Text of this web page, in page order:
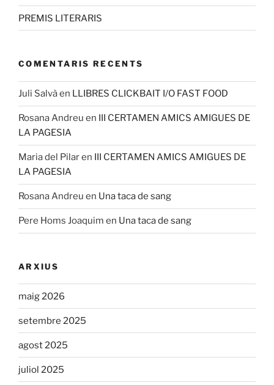
PREMIS LITERARIS
COMENTARIS RECENTS
Juli Salvàen LLIBRES CLICKBAIT I/O FAST FOOD
Rosana Andreu en
III CERTAMEN AMICS AMIGUES DE
LA PAGESIA
Maria del Pilaren
III CERTAMEN AMICS AMIGUES DE
LA PAGESIA
Rosana Andreu en Una taca de sang
Pere Homs Joaquim en Una taca de sang
ARXIUS
maig 2026
setembre 2025
agost 2025
juliol 2025